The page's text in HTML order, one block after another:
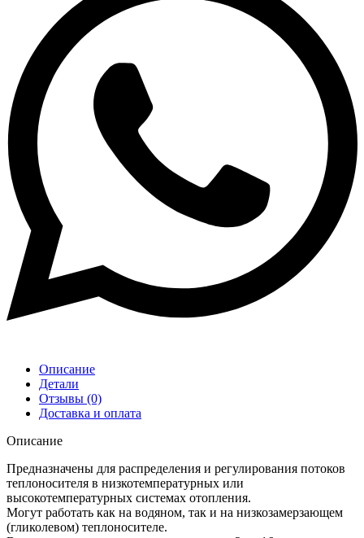
Описание
Детали
Отзывы (0)
Доставка и оплата
Описание
Предназначены для распределения и регулирования потоков
теплоносителя в низкотемпературных или
высокотемпературных системах отопления.
Могут работать как на водяном, так и на низкозамерзающем
(гликолевом) теплоносителе.